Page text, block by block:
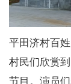
平田济村百
村民们欣赏
节目。演员